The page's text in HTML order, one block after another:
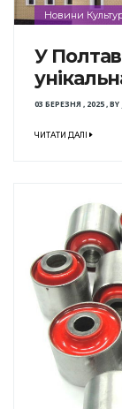
Новини
У
03 БЕРЕЗНЯ , 2025,BY
ЧИТАТИ ДАЛІ